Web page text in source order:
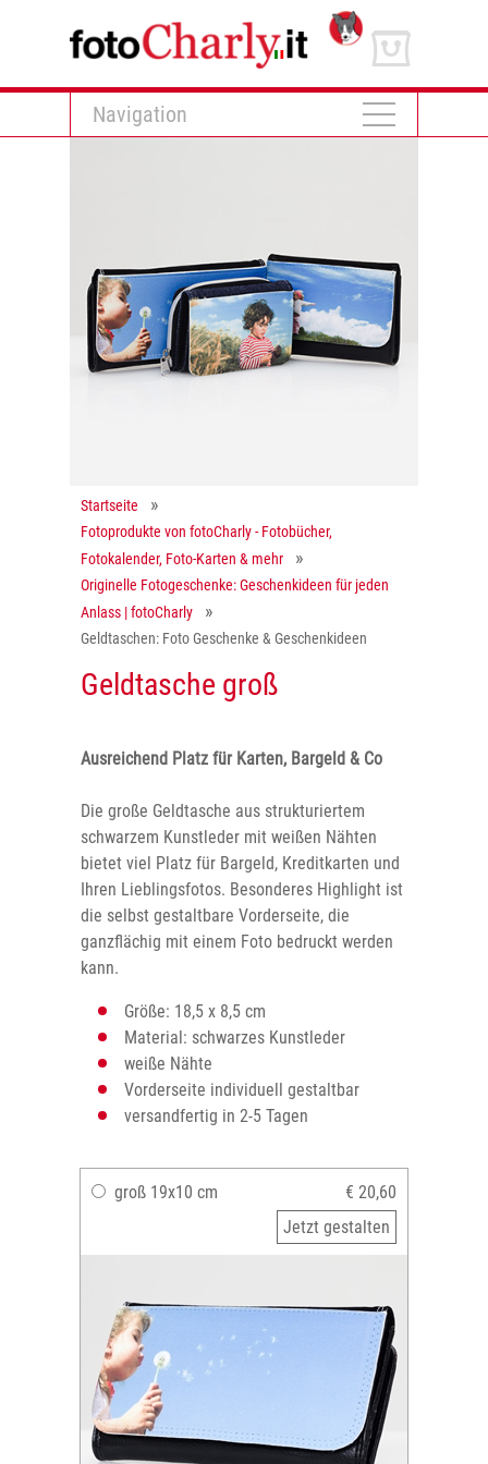
Navigation
Startseite
Fotoprodukte von fotoCharly - Fotobücher,
Fotokalender, Foto-Karten & mehr
Originelle Fotogeschenke: Geschenkideen für jeden
Anlass | fotoCharly
Geldtaschen: Foto Geschenke & Geschenkideen
Geldtasche groß
Ausreichend Platz für Karten, Bargeld & Co
Die große Geldtasche aus strukturiertem
schwarzem Kunstleder mit weißen Nähten
bietet viel Platz für Bargeld, Kreditkarten und
Ihren Lieblingsfotos. Besonderes Highlight ist
die selbst gestaltbare Vorderseite, die
ganzflächig mit einem Foto bedruckt werden
kann.
Größe: 18,5 x 8,5 cm
Material: schwarzes Kunstleder
weiße Nähte
Vorderseite individuell gestaltbar
versandfertig in 2-5 Tagen
groß 19x10 cm
€ 20,60
Jetzt gestalten